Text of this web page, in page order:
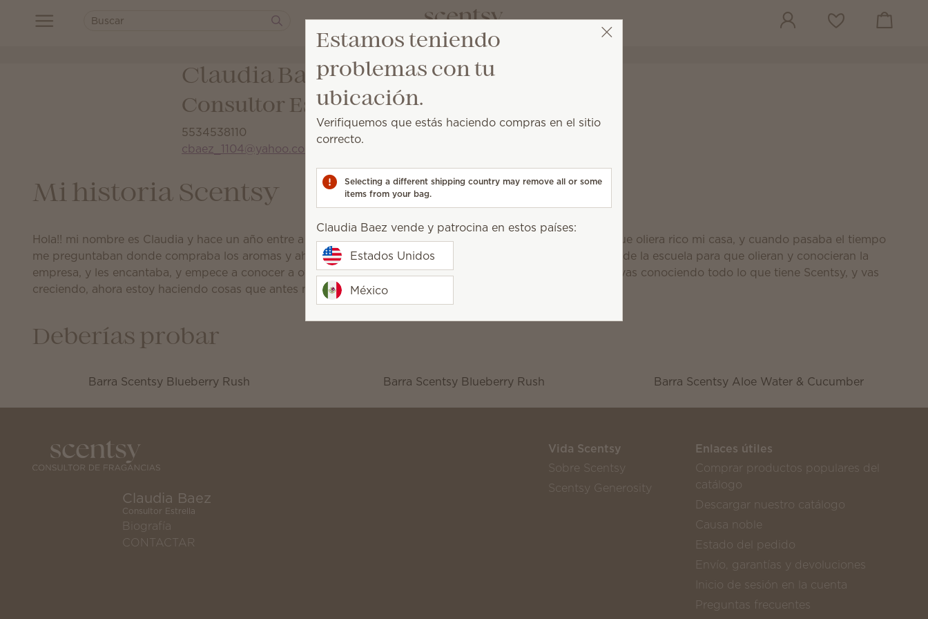
Lista de deseos
Ver el carrito
Claudia Baez
Consultor Estrella
5534538110
cbaez_1104@yahoo.com.mx
Mi historia Scentsy
Hola!! mi nombre es Claudia y hace un año entre a Scentsy, primero entre porque me encanta los aromas y que oliera rico mi casa, y cuando pasaba el tiempo
me preguntaban donde compraba los aromas y ahí empece a vender, inicie con una reunión con mis amigas de la escuela para que olieran y conocieran la
empresa, y les encantaba, y empece a conocer a otras personas y te vas relacionando mucho con la gente y vas conociendo todo lo que tiene Scentsy, y vas
creciendo, ahora estoy haciendo cosas que antes no hacia, y me encanta!!
Deberías probar
Barra Scentsy Blueberry Rush Barra Scentsy Blueberry Rush Barra Scentsy Aloe Water & Cucumber
Claudia Baez
Consultor Estrella
Biografía
CONTACTAR
Vida Scentsy
Sobre Scentsy
Scentsy Generosity
Enlaces útiles
Comprar productos populares del
catálogo
Descargar nuestro catálogo
Causa noble
Estado del pedido
Envío, garantías y devoluciones
Inicio de sesión en la cuenta
Preguntas frecuentes
Estamos teniendo
problemas con tu
ubicación.
Verifiquemos que estás haciendo compras en el sitio
correcto.
Selecting a different shipping country may remove all or some
items from your bag.
Claudia Baez vende y patrocina en estos países:
Estados Unidos
México